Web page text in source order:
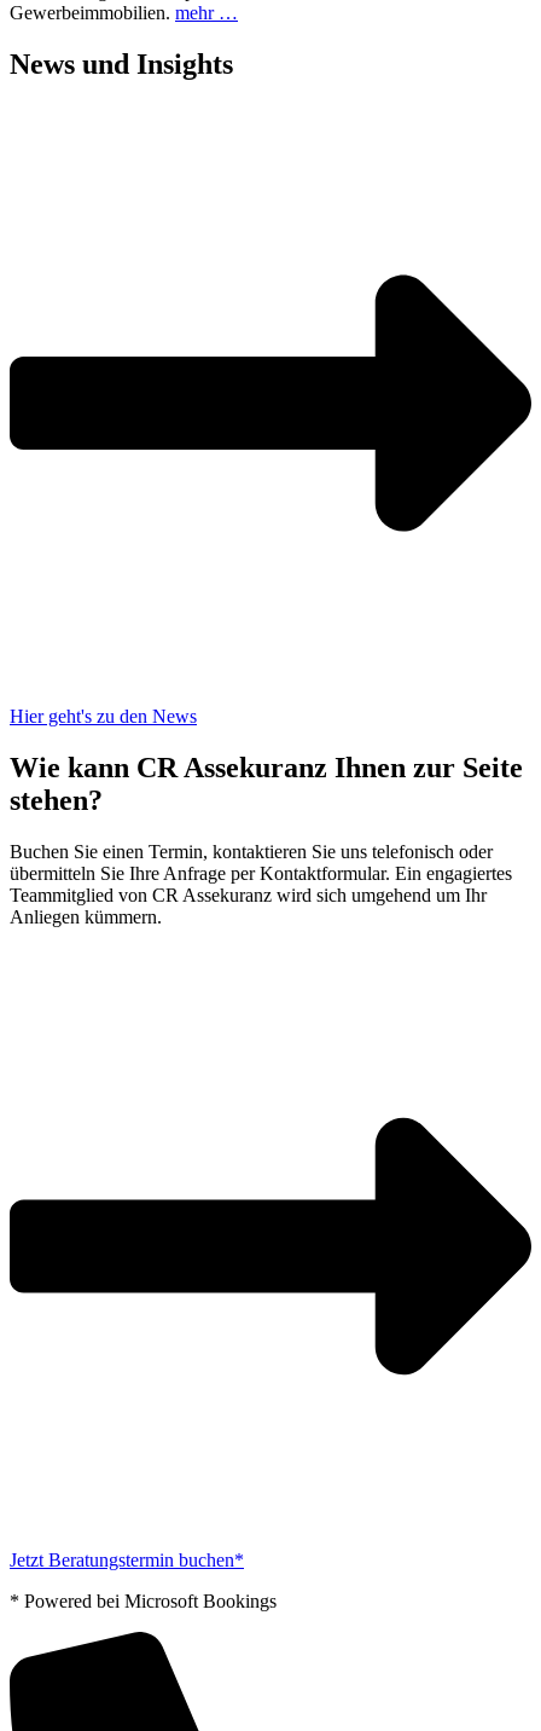
Gewerbeimmobilien. mehr …
News und Insights
Hier geht's zu den News
Wie kann CR Assekuranz Ihnen zur Seite
stehen?
Buchen Sie einen Termin, kontaktieren Sie uns telefonisch oder
übermitteln Sie Ihre Anfrage per Kontaktformular. Ein engagiertes
Teammitglied von CR Assekuranz wird sich umgehend um Ihr
Anliegen kümmern.
Jetzt Beratungstermin buchen*
* Powered bei Microsoft Bookings